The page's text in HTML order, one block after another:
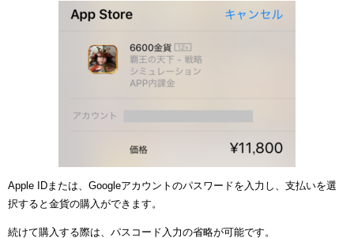
Apple IDまたは、Googleアカウントのパスワードを入力し、支払いを選
択すると金貨の購入ができます。
続けて購入する際は、パスコード入力の省略が可能です。